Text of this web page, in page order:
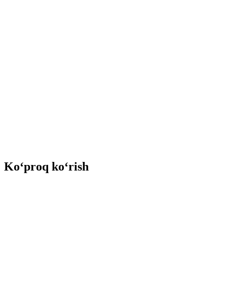
Ko‘proq ko‘rish